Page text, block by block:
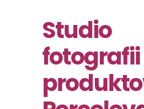
Studio
fotografii